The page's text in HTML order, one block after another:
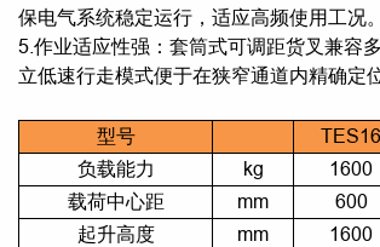
保电气系统稳定运行，适应高频使用工况。
5.作业适应性强：套筒式可调距货叉兼容
立低速行走模式便于在狭窄通道内精确定
型号 TES16
负载能力
kg 1600
载荷中心距
mm 600
起升高度
mm 1600